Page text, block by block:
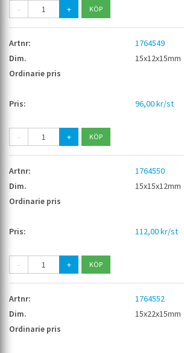
- +
1764549
15x12x15mm
96,00 kr/st
- +
1764550
15x15x12mm
112,00 kr/st
- +
1764552
15x22x15mm